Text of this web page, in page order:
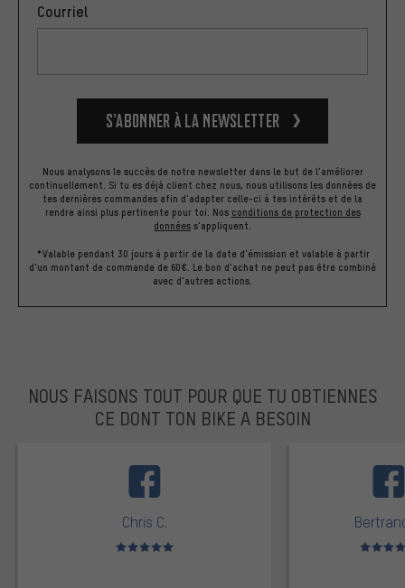
Courriel
S’abonner à la newsletter
Nous analysons le succès de notre newsletter dans le but de l'améliorer
continuellement. Si tu es déjà client chez nous, nous utilisons les données de
tes dernières commandes afin d'adapter celle-ci à tes intérêts et de la
rendre ainsi plus pertinente pour toi. Nos conditions de protection des
données s'appliquent.
*Valable pendant 30 jours à partir de la date d'émission et valable à partir
d'un montant de commande de 60€. Le bon d'achat ne peut pas être combiné
avec d'autres actions.
NOUS FAISONS TOUT POUR QUE TU OBTIENNES
CE DONT TON BIKE A BESOIN
Chris C.
Note moyenne : 5 sur 5 Note